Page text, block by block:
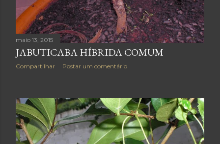
maio 13, 2015
JABUTICABA HÍBRIDA COMUM
Compartilhar Postar um comentário